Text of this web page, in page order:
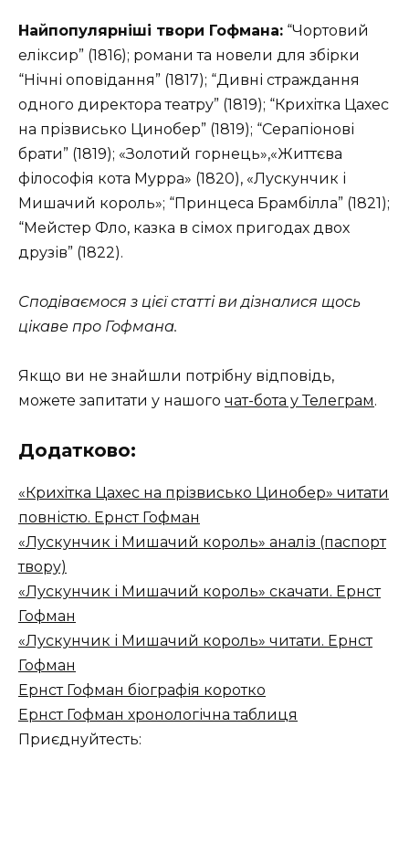
Найпопулярніші твори Гофмана: “Чортовий
еліксир” (1816); романи та новели для збірки
“Нічні оповідання” (1817); “Дивні страждання
одного директора театру” (1819); “Крихітка Цахес
на прізвисько Цинобер” (1819); “Серапіонові
брати” (1819); «Золотий горнець»,«Життєва
філософія кота Мурра» (1820), «Лускунчик і
Мишачий король»; “Принцеса Брамбілла” (1821);
“Мейстер Фло, казка в сімох пригодах двох
друзів” (1822).
Сподіваємося з цієї статті ви дізналися щось
цікаве про Гофмана.
Якщо ви не знайшли потрібну відповідь,
можете запитати у нашого чат-бота у Телеграм.
Додатково:
«Крихітка Цахес на прізвисько Цинобер» читати
повністю. Ернст Гофман
«Лускунчик і Мишачий король» аналіз (паспорт
твору)
«Лускунчик і Мишачий король» скачати. Ернст
Гофман
«Лускунчик і Мишачий король» читати. Ернст
Гофман
Ернст Гофман біографія коротко
Ернст Гофман хронологічна таблиця
Приєднуйтесть: